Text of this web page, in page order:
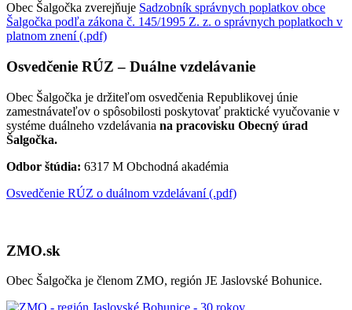
Obec Šalgočka zverejňuje Sadzobník správnych poplatkov obce
Šalgočka podľa zákona č. 145/1995 Z. z. o správnych poplatkoch v
platnom znení (.pdf)
Osvedčenie RÚZ – Duálne vzdelávanie
Obec Šalgočka je držiteľom osvedčenia Republikovej únie
zamestnávateľov o spôsobilosti poskytovať praktické vyučovanie v
systéme duálneho vzdelávania na pracovisku Obecný úrad
Šalgočka.
Odbor štúdia: 6317 M Obchodná akadémia
Osvedčenie RÚZ o duálnom vzdelávaní (.pdf)
ZMO.sk
Obec Šalgočka je členom ZMO, región JE Jaslovské Bohunice.